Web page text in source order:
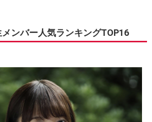
ンバー人気ランキングTOP16